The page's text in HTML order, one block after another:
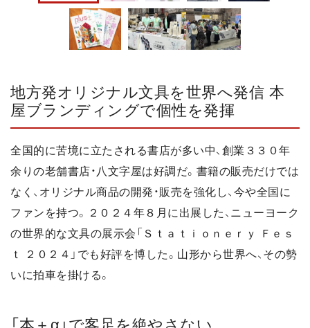
地方発オリジナル文具を世界へ発信 本
屋ブランディングで個性を発揮
全国的に苦境に立たされる書店が多い中、創業３３０年
余りの老舗書店・八文字屋は好調だ。書籍の販売だけでは
なく、オリジナル商品の開発・販売を強化し、今や全国に
ファンを持つ。２０２４年８月に出展した、ニューヨーク
の世界的な文具の展示会「Ｓｔａｔｉｏｎｅｒｙ Ｆｅｓ
ｔ ２０２４」でも好評を博した。山形から世界へ、その勢
いに拍車を掛ける。